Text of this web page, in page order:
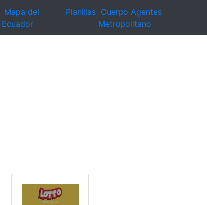
Mapa del
Ecuador
Planillas Cuerpo Agentes
Metropolitano